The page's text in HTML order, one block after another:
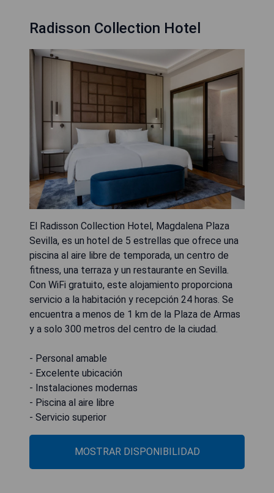
Radisson Collection Hotel
El Radisson Collection Hotel, Magdalena Plaza
Sevilla, es un hotel de 5 estrellas que ofrece una
piscina al aire libre de temporada, un centro de
fitness, una terraza y un restaurante en Sevilla.
Con WiFi gratuito, este alojamiento proporciona
servicio a la habitación y recepción 24 horas. Se
encuentra a menos de 1 km de la Plaza de Armas
y a solo 300 metros del centro de la ciudad.
- Personal amable
- Excelente ubicación
- Instalaciones modernas
- Piscina al aire libre
- Servicio superior
MOSTRAR DISPONIBILIDAD